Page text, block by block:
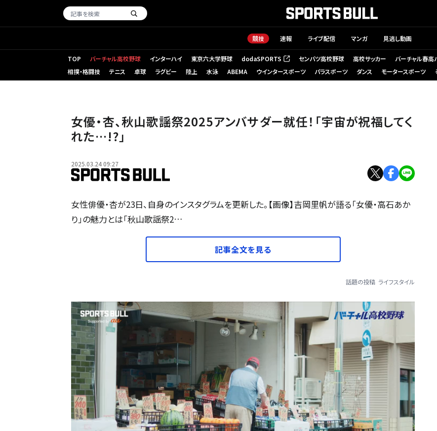
競技 速報 ライブ配信 マンガ 見逃し動画
TOP バーチャル高校野球 インターハイ 東京六大学野球 dodaSPORTS
（新しいタブで開く） センバツ高校野球 高校サッカー バーチャル春高
相撲・格闘技
テニス 卓球 ラグビー 陸上 水泳 ABEMA ウインタースポーツ パラスポーツ ダンス モータースポーツ
女優・杏、秋山歌謡祭2025アンバサダー就任！「宇宙が祝福してく
れた…!?」
2025.03.24 09:27
女性俳優・杏が23日、自身のインスタグラムを更新した。【画像】吉岡里帆が語る「女優・高石あか
り」の魅力とは「秋山歌謡祭2…
記事全文を見る
話題の投稿 ライフスタイル